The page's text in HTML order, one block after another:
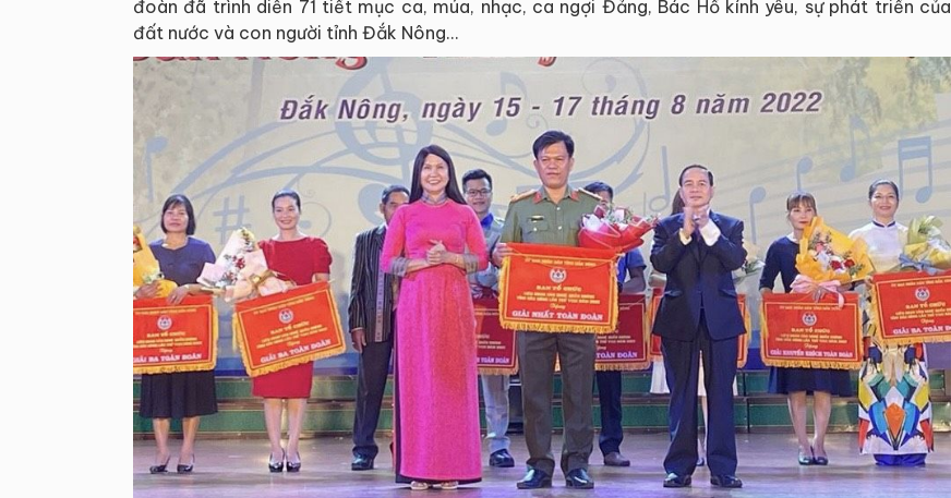
đoàn đã trình diễn 71 tiết mục ca, múa, nhạc, ca ngợi Đảng, Bác Hồ kính yêu, sự phát triển của
đất nước và con người tỉnh Đắk Nông…